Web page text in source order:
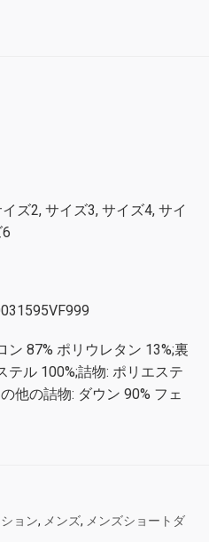
ズ2, サイズ3, サイズ4, サイ
ン 87% ポリウレタン 13%;裏
テル 100%;詰物: ポリエステ
他の詰物: ダウン 90% フェ
ョン, メンズ, メンズショートダ